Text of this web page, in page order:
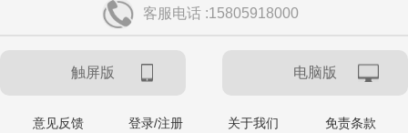
客服电话 :15805918000
触屏版 电脑版
意见反馈 登录/注册 关于我们 免责条款